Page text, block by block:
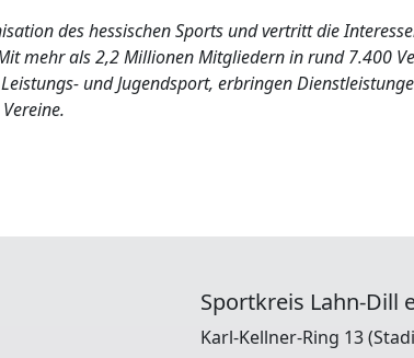
des hessischen Sports und vertritt die
mehr als 2,2 Millionen Mitgliedern in rund 7.400
und Jugendsport, erbringen
Sportkreis Lahn-Dill
Karl-Kellner-Ring 13